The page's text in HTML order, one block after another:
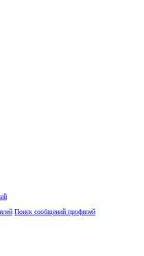
Поиск сообщений профилей